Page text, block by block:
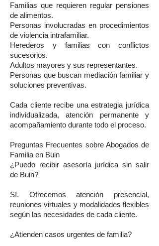
Familias que requieren regular pensiones
de alimentos.
Personas involucradas en procedimientos
de violencia intrafamiliar.
Herederos y familias con conflictos
sucesorios.
Adultos mayores y sus representantes.
Personas que buscan mediación familiar y
soluciones preventivas.
Cada cliente recibe una estrategia jurídica
individualizada, atención permanente y
acompañamiento durante todo el proceso.
Preguntas Frecuentes sobre Abogados de
Familia en Buin
¿Puedo recibir asesoría jurídica sin salir
de Buin?
Sí. Ofrecemos atención presencial,
reuniones virtuales y modalidades flexibles
según las necesidades de cada cliente.
¿Atienden casos urgentes de familia?